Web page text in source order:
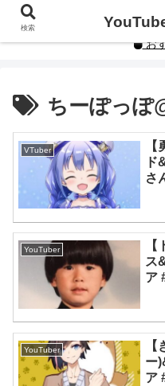
YouTuberや人気イン
お
ちーぽっぽ
VTuber
さ
YouTuber
ス
ア
YouTuber
ー
ア
検索